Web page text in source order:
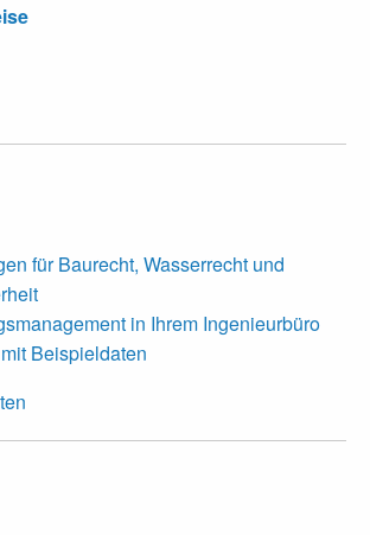
für Baurecht, Wasserrecht und
in Ihrem Ingenieurbüro
Beispieldaten